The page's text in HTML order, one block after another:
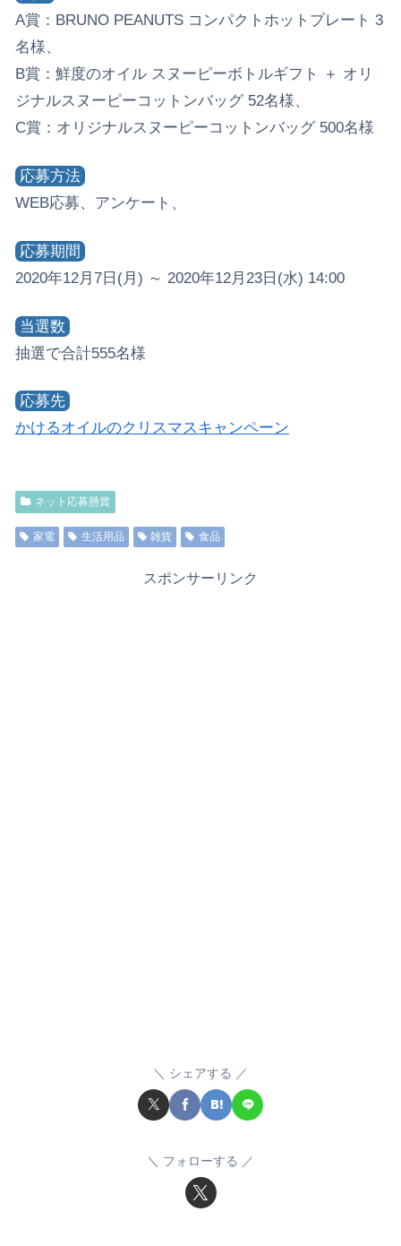
A賞：BRUNO PEANUTS コンパクトホットプレート 3
名様、
B賞：鮮度のオイル スヌーピーボトルギフト ＋ オリ
ジナルスヌーピーコットンバッグ 52名様、
C賞：オリジナルスヌーピーコットンバッグ 500名様
応募方法
WEB応募、アンケート、
応募期間
2020年12月7日(月) ～ 2020年12月23日(水) 14:00
当選数
抽選で合計555名様
応募先
かけるオイルのクリスマスキャンペーン
ネット応募懸賞
家電 生活用品 雑貨 食品
スポンサーリンク
シェアする
フォローする